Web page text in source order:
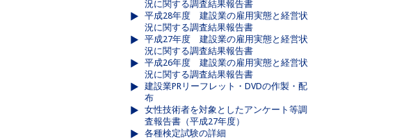
況に関する調査結果報告書
平成28年度 建設業の雇用実態と経営状
況に関する調査結果報告書
平成27年度 建設業の雇用実態と経営状
況に関する調査結果報告書
平成26年度 建設業の雇用実態と経営状
況に関する調査結果報告書
建設業PRリーフレット・DVDの作製・配
布
女性技術者を対象としたアンケート等調
査報告書（平成27年度）
各種検定試験の詳細